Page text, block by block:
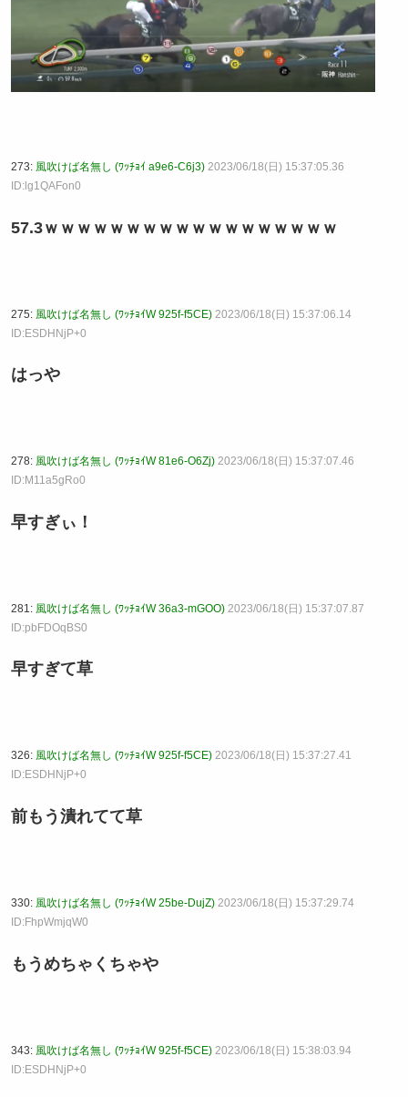
273: 風吹けば名無し (ﾜｯﾁｮｲ a9e6-C6j3) 2023/06/18(日) 15:37:05.36
ID:lg1QAFon0
57.3ｗｗｗｗｗｗｗｗｗｗｗｗｗｗｗｗｗｗ
275: 風吹けば名無し (ﾜｯﾁｮｲW 925f-f5CE) 2023/06/18(日) 15:37:06.14
ID:ESDHNjP+0
はっや
278: 風吹けば名無し (ﾜｯﾁｮｲW 81e6-O6Zj) 2023/06/18(日) 15:37:07.46
ID:M11a5gRo0
早すぎぃ！
281: 風吹けば名無し (ﾜｯﾁｮｲW 36a3-mGOO) 2023/06/18(日) 15:37:07.87
ID:pbFDOqBS0
早すぎて草
326: 風吹けば名無し (ﾜｯﾁｮｲW 925f-f5CE) 2023/06/18(日) 15:37:27.41
ID:ESDHNjP+0
前もう潰れてて草
330: 風吹けば名無し (ﾜｯﾁｮｲW 25be-DujZ) 2023/06/18(日) 15:37:29.74
ID:FhpWmjqW0
もうめちゃくちゃや
343: 風吹けば名無し (ﾜｯﾁｮｲW 925f-f5CE) 2023/06/18(日) 15:38:03.94
ID:ESDHNjP+0